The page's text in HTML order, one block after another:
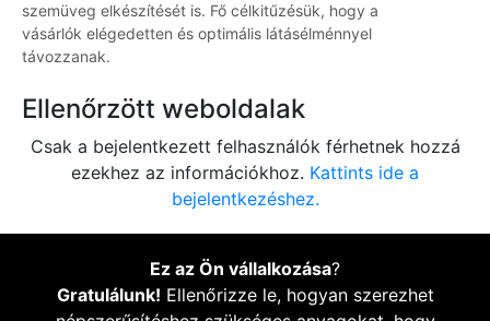
szemüveg elkészítését is. Fő célkitűzésük, hogy a
vásárlók elégedetten és optimális látásélménnyel
távozzanak.
Ellenőrzött weboldalak
Csak a bejelentkezett felhasználók férhetnek hozzá
ezekhez az információkhoz. Kattints ide a
bejelentkezéshez.
Ez az Ön vállalkozása?
Gratulálunk! Ellenőrizze le, hogyan szerezhet